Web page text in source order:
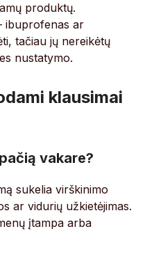
produktų.
ibuprofenas ar
tačiau jų nereikėtų
nustatymo.
klausimai
vakare?
sukelia virškinimo
ar vidurių užkietėjimas.
įtampa arba